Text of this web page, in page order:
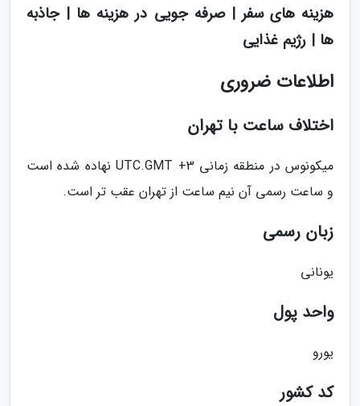
هزینه های سفر | صرفه جویی در هزینه ها | جاذبه
ها | رژیم غذایی
اطلاعات ضروری
اختلاف ساعت با تهران
میکونوس در منطقه زمانی UTC.GMT +3 نهاده شده است
و ساعت رسمی آن نیم ساعت از تهران عقب تر است.
زبان رسمی
یونانی
واحد پول
یورو
کد کشور